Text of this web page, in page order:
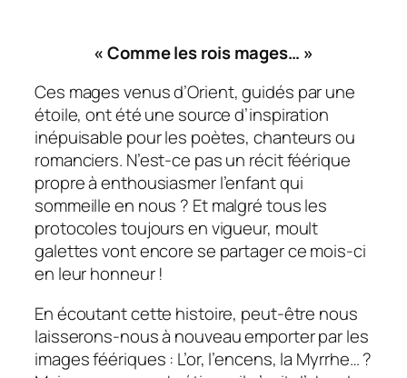
« Comme les rois mages… »
Ces mages venus d’Orient, guidés par une
étoile, ont été une source d’inspiration
inépuisable pour les poètes, chanteurs ou
romanciers. N’est-ce pas un récit féérique
propre à enthousiasmer l’enfant qui
sommeille en nous ? Et malgré tous les
protocoles toujours en vigueur, moult
galettes vont encore se partager ce mois-ci
en leur honneur !
En écoutant cette histoire, peut-être nous
laisserons-nous à nouveau emporter par les
images féériques : L’or, l’encens, la Myrrhe… ?